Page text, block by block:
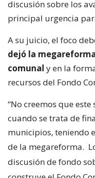
discusión sobre los
principal urgencia
A su juicio, el foco
dejó la
comunal y en la
recursos del Fondo
“No creemos que
cuando se trata de
municipios, teniendo
de la megareforma.
discusión de fondo